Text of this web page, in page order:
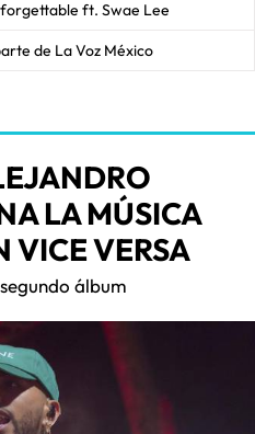
ft. Swae Lee
de La Voz México
LA MÚSICA
VICE VERSA
álbum